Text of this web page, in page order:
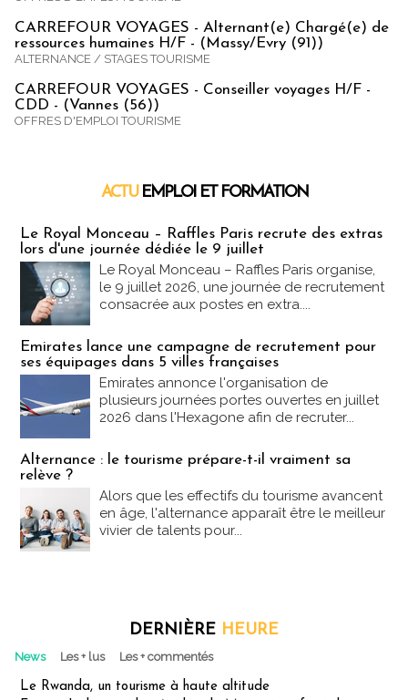
CARREFOUR VOYAGES - Alternant(e) Chargé(e) de
ressources humaines H/F - (Massy/Evry (91))
ALTERNANCE / STAGES TOURISME
CARREFOUR VOYAGES - Conseiller voyages H/F -
CDD - (Vannes (56))
OFFRES D'EMPLOI TOURISME
ACTU EMPLOI ET FORMATION
Le Royal Monceau – Raffles Paris recrute des extras
lors d'une journée dédiée le 9 juillet
Le Royal Monceau – Raffles Paris organise,
le 9 juillet 2026, une journée de recrutement
consacrée aux postes en extra....
Emirates lance une campagne de recrutement pour
ses équipages dans 5 villes françaises
Emirates annonce l'organisation de
plusieurs journées portes ouvertes en juillet
2026 dans l'Hexagone afin de recruter...
Alternance : le tourisme prépare-t-il vraiment sa
relève ?
Alors que les effectifs du tourisme avancent
en âge, l'alternance apparaît être le meilleur
vivier de talents pour...
DERNIÈRE HEURE
News Les + lus Les + commentés
Le Rwanda, un tourisme à haute altitude